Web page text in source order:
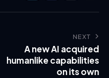
NEXT
A new AI acquired
humanlike capabilities
on its own